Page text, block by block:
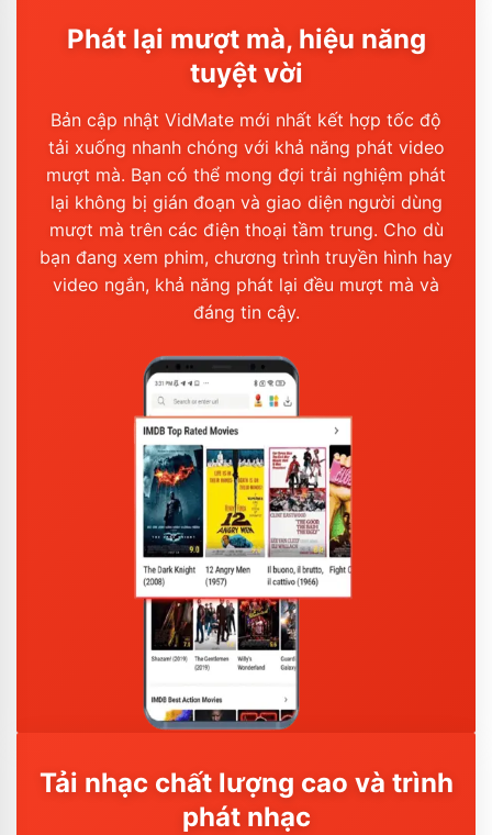
Phát lại mượt mà, hiệu năng
tuyệt vời
Bản cập nhật VidMate mới nhất kết hợp tốc độ
tải xuống nhanh chóng với khả năng phát video
mượt mà. Bạn có thể mong đợi trải nghiệm phát
lại không bị gián đoạn và giao diện người dùng
mượt mà trên các điện thoại tầm trung. Cho dù
bạn đang xem phim, chương trình truyền hình hay
video ngắn, khả năng phát lại đều mượt mà và
đáng tin cậy.
Tải nhạc chất lượng cao và trình
phát nhạc